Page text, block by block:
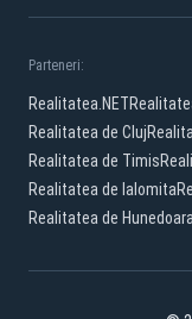
Parteneri:
Realitatea.NET
Realitatea de Cluj
Realitatea de Timis
Realitatea de Ialomita
Realitatea de Hunedoara